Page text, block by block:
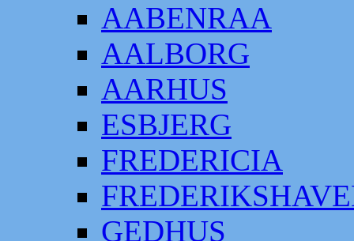
AABENRAA
AALBORG
AARHUS
ESBJERG
FREDERICIA
GEDHUS